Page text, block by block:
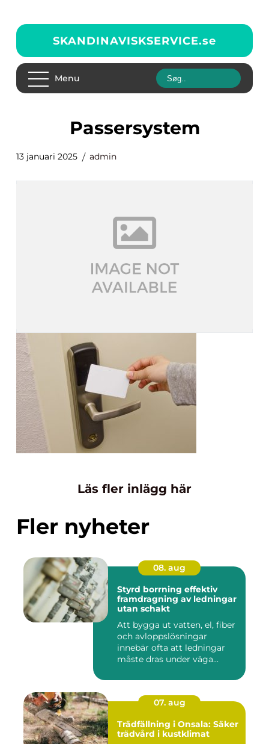
SKANDINAVISKSERVICE.se
Menu
passersystem
13 januari 2025 admin
Läs fler inlägg här
Fler nyheter
08. aug
Styrd borrning effektiv
framdragning av ledningar
utan schakt
Att bygga ut vatten, el, fiber
och avloppslösningar
innebär ofta att ledningar
måste dras under väga...
07. aug
Trädfällning i Onsala: Säker
trädvård i kustklimat